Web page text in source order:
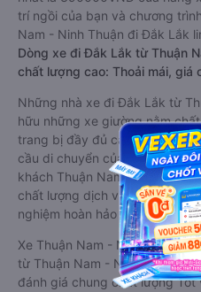
trí ngồi của bạn và chương
Nam - Ninh Thuận đi Đắk Lắk
Dòng xe đi Đắk Lắk từ Thuận
chất lượng cao: Thoải mái, giá
Những nhà xe đi Đắk Lắk từ
hữu những xe giường nằm
trang bị đầy đủ các trang thiết
cầu di chuyển của hành
khách Thuận Nam - Ninh
chất lượng dịch vụ, không
nghiệm hoàn hảo cho hành
Xe Thuận Nam - Ninh Thuận
từ Thuận Nam - Ninh Thuận
đánh giá chung chất lượng